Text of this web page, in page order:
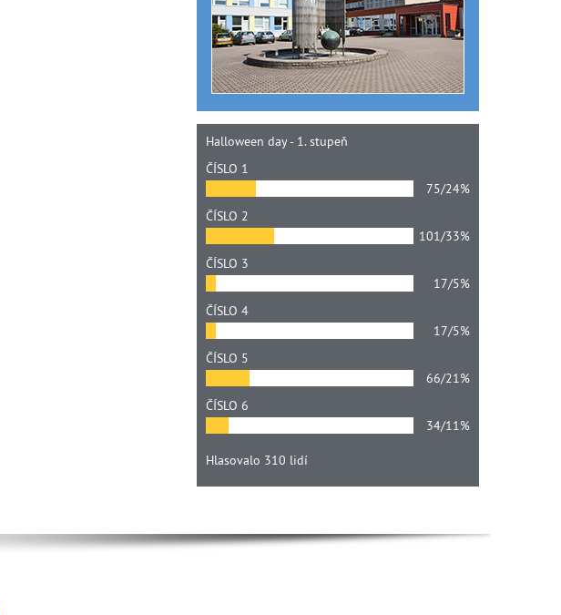
Halloween day - 1. stupeň
ČÍSLO 1
75/24%
ČÍSLO 2
101/33%
ČÍSLO 3
17/5%
ČÍSLO 4
17/5%
ČÍSLO 5
66/21%
ČÍSLO 6
34/11%
Hlasovalo 310 lidí